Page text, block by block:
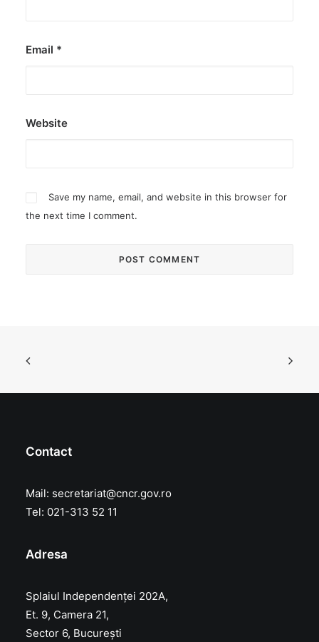
Email *
Website
Save my name, email, and website in this browser for
the next time I comment.
Contact
Mail: secretariat@cncr.gov.ro
Tel: 021-313 52 11
Adresa
Splaiul Independenței 202A,
Et. 9, Camera 21,
Sector 6, București